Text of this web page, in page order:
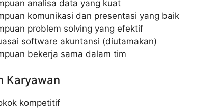
analisa data yang kuat
komunikasi dan presentasi yang baik
problem solving yang efektif
software akuntansi (diutamakan)
bekerja sama dalam tim
Karyawan
kompetitif